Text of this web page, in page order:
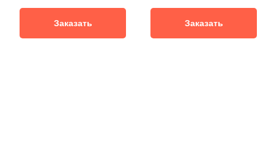
Заказать Заказать